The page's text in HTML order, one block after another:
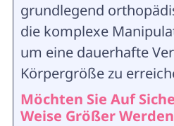
grundlegend
die komplexe
um eine dauerhafte
Körpergröße zu
Möchten Sie Auf
Weise Größer